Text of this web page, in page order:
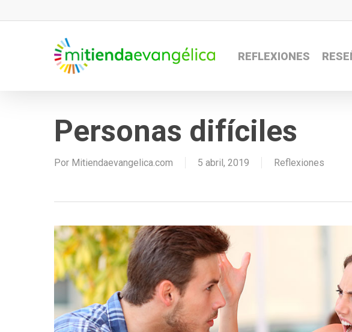
REFLEXIONES
Personas difíciles
Por Mitiendaevangelica.com 5 abril, 2019 Reflexiones